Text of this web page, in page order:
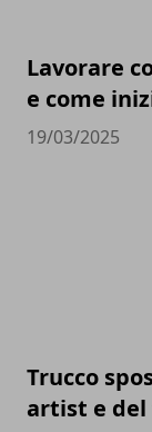
Lavorare
e come
19/03/2025
Trucco
artist e